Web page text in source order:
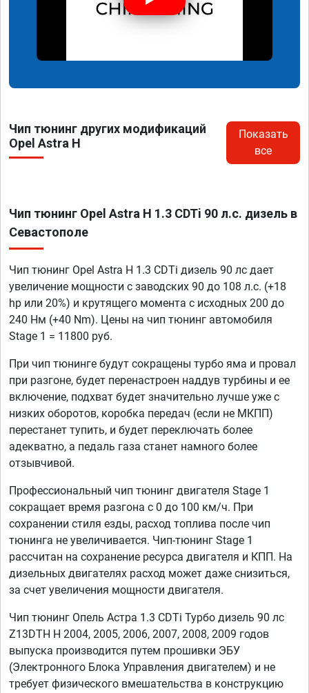
Чип тюнинг других модификаций
Opel Astra H
Показать
все
Чип тюнинг Opel Astra H 1.3 CDTi 90 л.с. дизель в
Севастополе
Чип тюнинг Opel Astra H 1.3 CDTi дизель 90 лс дает
увеличение мощности с заводских 90 до 108 л.с. (+18
hp или 20%) и крутящего момента с исходных 200 до
240 Нм (+40 Nm). Цены на чип тюнинг автомобиля
Stage 1 = 11800 руб.
При чип тюнинге будут сокращены турбо яма и провал
при разгоне, будет перенастроен наддув турбины и ее
включение, подхват будет значительно лучше уже с
низких оборотов, коробка передач (если не МКПП)
перестанет тупить, и будет переключать более
адекватно, а педаль газа станет намного более
отзывчивой.
Профессиональный чип тюнинг двигателя Stage 1
сокращает время разгона с 0 до 100 км/ч. При
сохранении стиля езды, расход топлива после чип
тюнинга не увеличивается. Чип-тюнинг Stage 1
рассчитан на сохранение ресурса двигателя и КПП. На
дизельных двигателях расход может даже снизиться,
за счет увеличения мощности двигателя.
Чип тюнинг Опель Астра 1.3 CDTi Турбо дизель 90 лс
Z13DTH H 2004, 2005, 2006, 2007, 2008, 2009 годов
выпуска производится путем прошивки ЭБУ
(Электронного Блока Управления двигателем) и не
требует физического вмешательства в конструкцию